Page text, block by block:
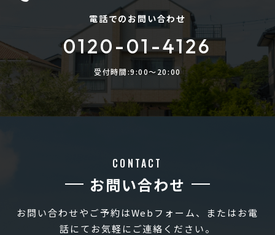
電話でのお問い合わせ
0120-01-4126
受付時間:9:00〜20:00
CONTACT
お問い合わせ
お問い合わせやご予約はWebフォーム、またはお電
話にてお気軽にご連絡ください。